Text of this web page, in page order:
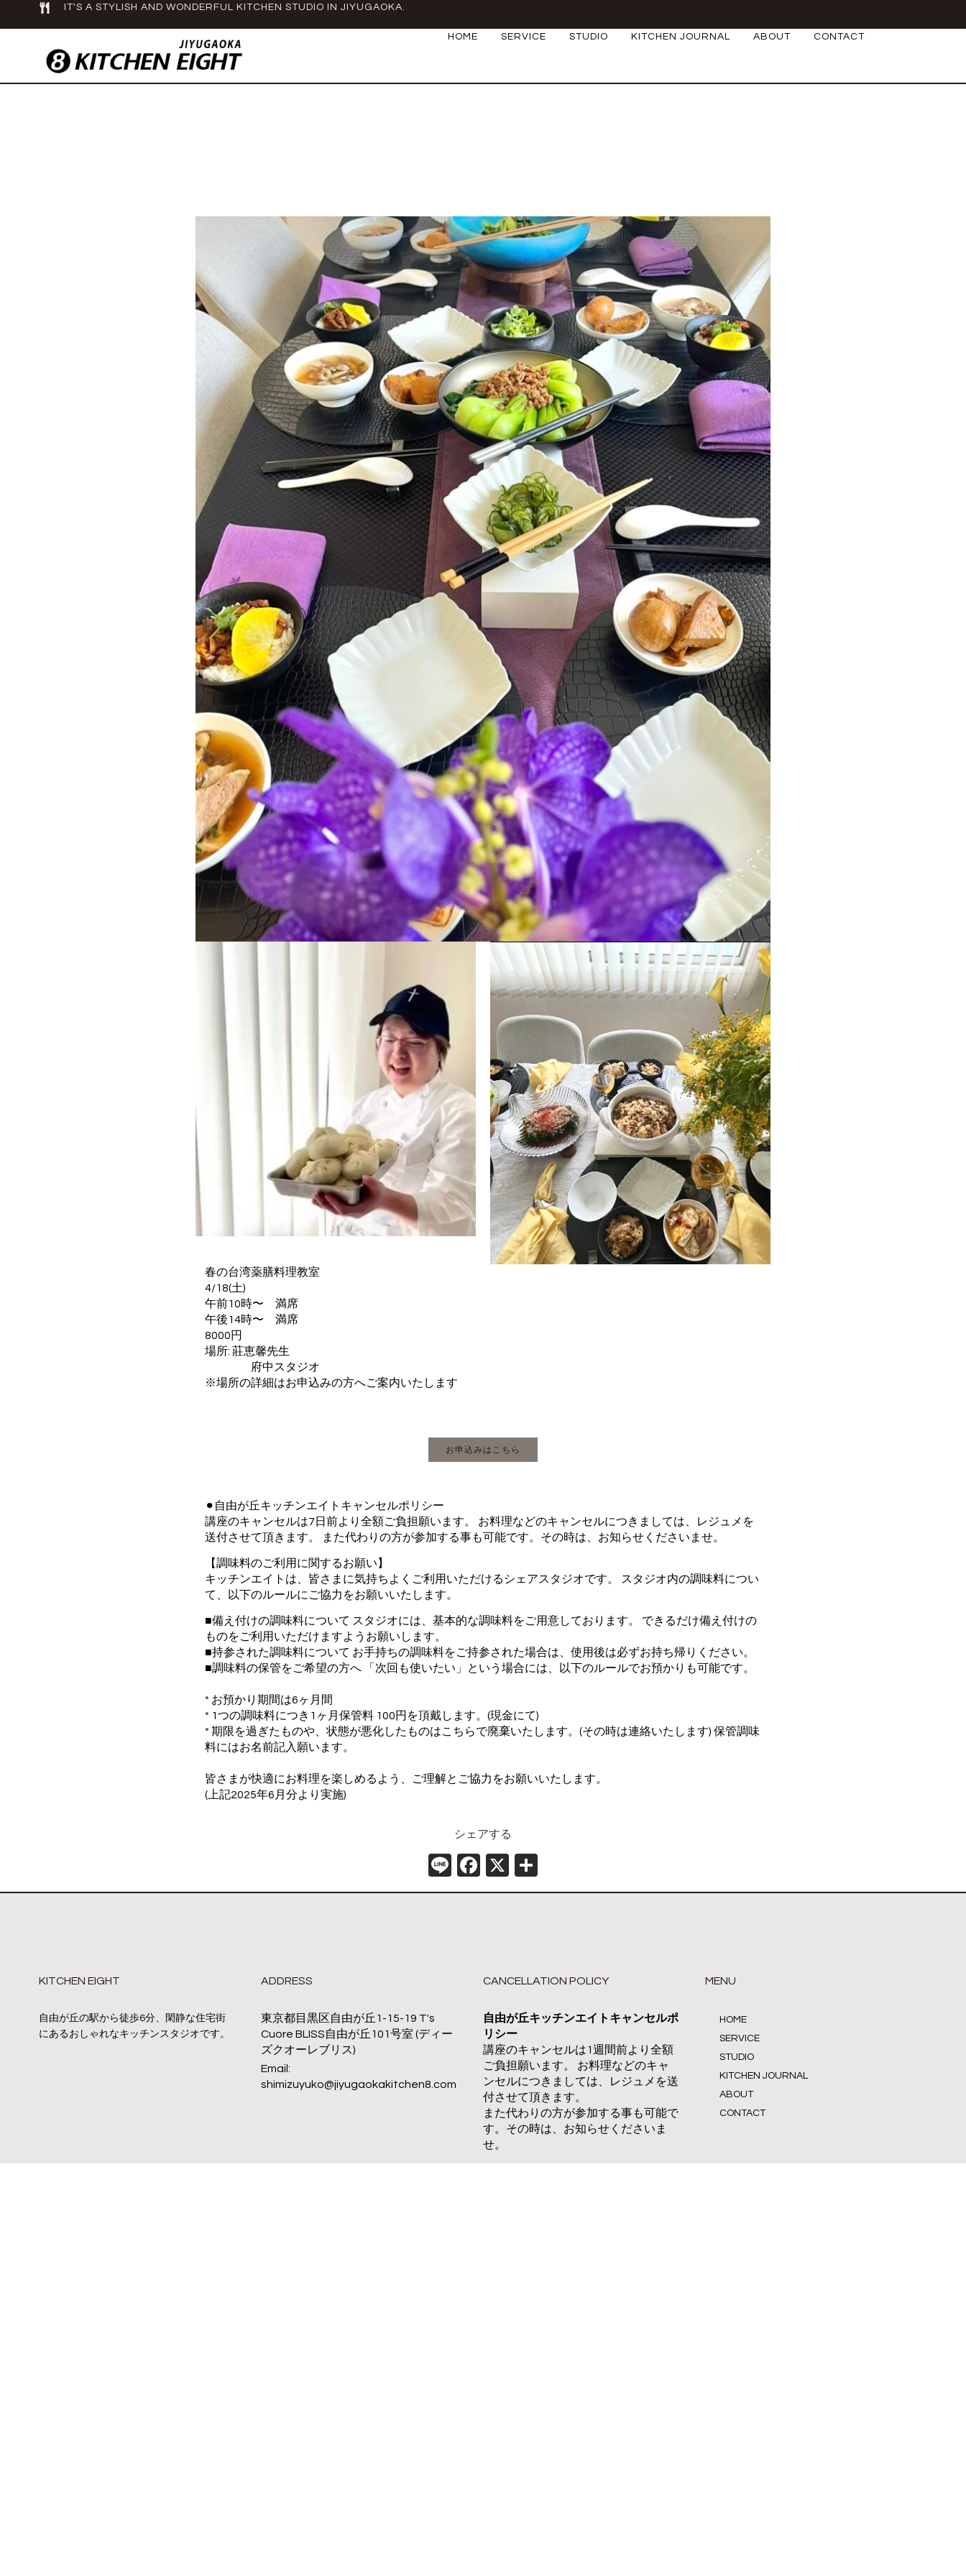
IT'S A STYLISH AND WONDERFUL KITCHEN STUDIO IN JIYUGAOKA.
HOME SERVICE STUDIO KITCHEN JOURNAL ABOUT CONTACT
春の台湾薬膳料理教室
4/18(土)
午前10時〜 満席
午後14時〜 満席
8000円
場所: 莊恵馨先生
府中スタジオ
※場所の詳細はお申込みの方へご案内いたします
お申込みはこちら
⚫︎自由が丘キッチンエイトキャンセルポリシー
講座のキャンセルは7日前より全額ご負担願います。 お料理などのキャンセルにつきましては、レジュメを
送付させて頂きます。 また代わりの方が参加する事も可能です。その時は、お知らせくださいませ。
【調味料のご利用に関するお願い】
キッチンエイトは、皆さまに気持ちよくご利用いただけるシェアスタジオです。 スタジオ内の調味料につい
て、以下のルールにご協力をお願いいたします。
■備え付けの調味料について スタジオには、基本的な調味料をご用意しております。 できるだけ備え付けの
ものをご利用いただけますようお願いします。
■持参された調味料について お手持ちの調味料をご持参された場合は、使用後は必ずお持ち帰りください。
■調味料の保管をご希望の方へ 「次回も使いたい」という場合には、以下のルールでお預かりも可能です。
* お預かり期間は6ヶ月間
* 1つの調味料につき1ヶ月保管料 100円を頂戴します。(現金にて)
* 期限を過ぎたものや、状態が悪化したものはこちらで廃棄いたします。(その時は連絡いたします) 保管調味
料にはお名前記入願います。
皆さまが快適にお料理を楽しめるよう、ご理解とご協力をお願いいたします。
(上記2025年6月分より実施)
シェアする
LineFacebook
X
有
KITCHEN EIGHT
自由が丘の駅から徒歩6分、閑静な住宅街
にあるおしゃれなキッチンスタジオです。
ADDRESS
東京都目黒区自由が丘1-15-19 T's
Cuore BLISS自由が丘101号室 (ディー
ズクオーレブリス)
Email:
shimizuyuko@jiyugaokakitchen8.com
CANCELLATION POLICY
自由が丘キッチンエイトキャンセルポ
リシー
講座のキャンセルは1週間前より全額
ご負担願います。 お料理などのキャ
ンセルにつきましては、レジュメを送
付させて頂きます。
また代わりの方が参加する事も可能で
す。その時は、お知らせくださいま
せ。
MENU
HOME
SERVICE
STUDIO
KITCHEN JOURNAL
ABOUT
CONTACT